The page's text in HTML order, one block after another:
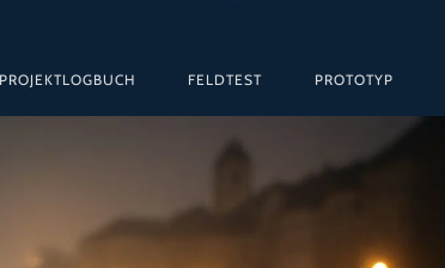
PROJEKTLOGBUCH FELDTEST PROTOTYP